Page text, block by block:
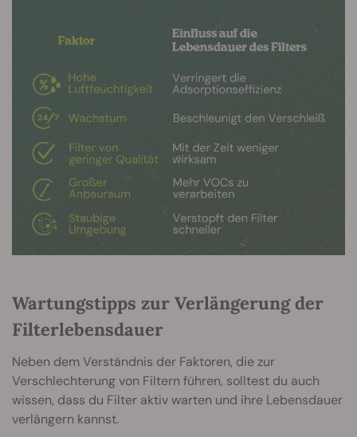
Wartungstipps zur Verlängerung der
Filterlebensdauer
Neben dem Verständnis der Faktoren, die zur
Verschlechterung von Filtern führen, solltest du auch
wissen, dass du Filter aktiv warten und ihre Lebensdauer
verlängern kannst.